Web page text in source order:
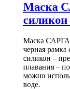
Маска
Маска
черная рамка
силикон –
плавания –
можно
воде.